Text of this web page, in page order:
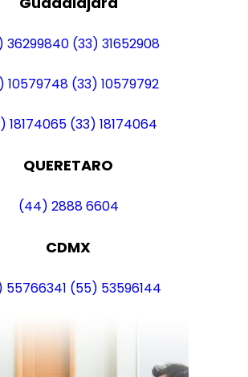
36299840 (33) 31652908
10579748 (33) 10579792
18174065 (33) 18174064
QUERETARO
(44) 2888 6604
CDMX
55766341 (55) 53596144